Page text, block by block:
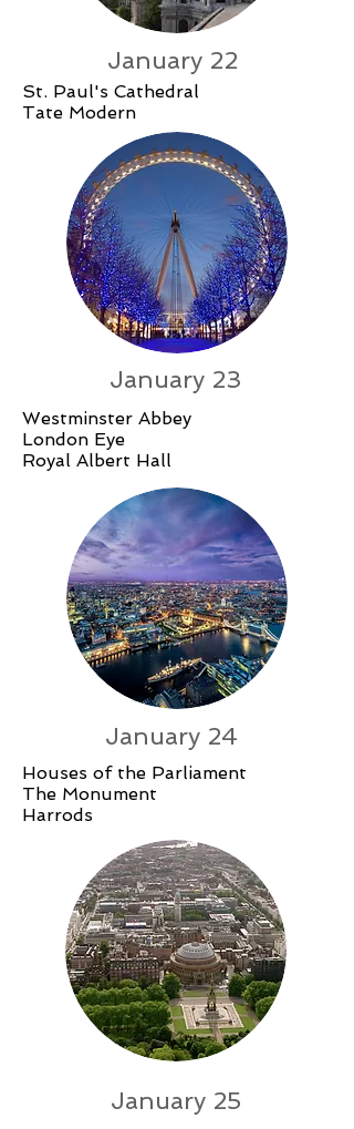
January 22
St. Paul's Cathedral
Tate Modern
January 23
Westminster Abbey
London Eye
Royal Albert Hall
January 24
Houses of the Parliament
The Monument
Harrods
January 25